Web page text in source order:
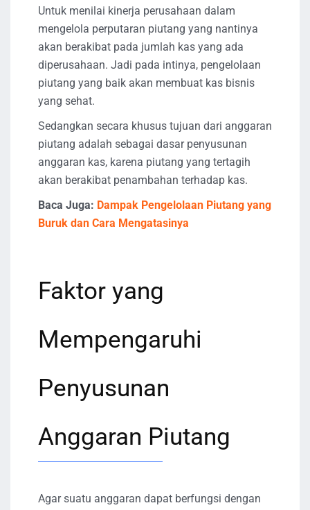
Untuk menilai kinerja perusahaan dalam
mengelola perputaran piutang yang nantinya
akan berakibat pada jumlah kas yang ada
diperusahaan. Jadi pada intinya, pengelolaan
piutang yang baik akan membuat kas bisnis
yang sehat.
Sedangkan secara khusus tujuan dari anggaran
piutang adalah sebagai dasar penyusunan
anggaran kas, karena piutang yang tertagih
akan berakibat penambahan terhadap kas.
Baca Juga: Dampak Pengelolaan Piutang yang
Buruk dan Cara Mengatasinya
Faktor yang
Mempengaruhi
Penyusunan
Anggaran Piutang
Agar suatu anggaran dapat berfungsi dengan